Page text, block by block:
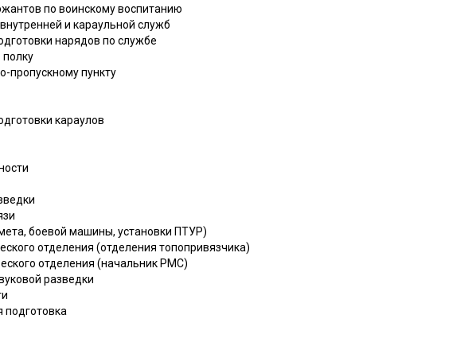
по воинскому воспитанию
и караульной служб
нарядов по службе
пропускному пункту
караулов
боевой машины, установки ПТУР)
отделения (отделения топопривязчика)
отделения (начальник РМС)
разведки
подготовка